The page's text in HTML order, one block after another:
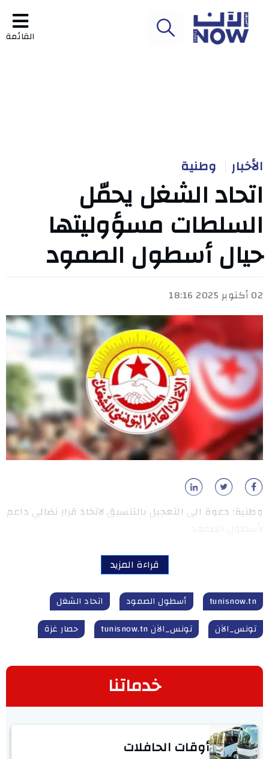
القائمة
الأخبار وطنية
اتحاد الشغل يحمّل
السلطات مسؤوليتها
حيال أسطول الصمود
02 أكتوبر 2025 18:16
وطنية: دعوة الى التعجيل بالتنسيق لاتخاذ قرار نضالي داعم
قراءة المزيد
tunisnow.tn أسطول الصمود
اتحاد الشغل
تونس_الآن
تونس_الآن tunisnow.tn حصار غزة
خدماتنا
أوقات الحافلات